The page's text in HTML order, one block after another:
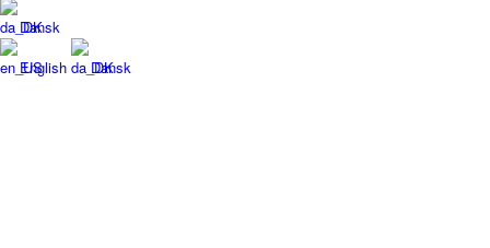
TangoSpirer
Dansk
English
Dansk